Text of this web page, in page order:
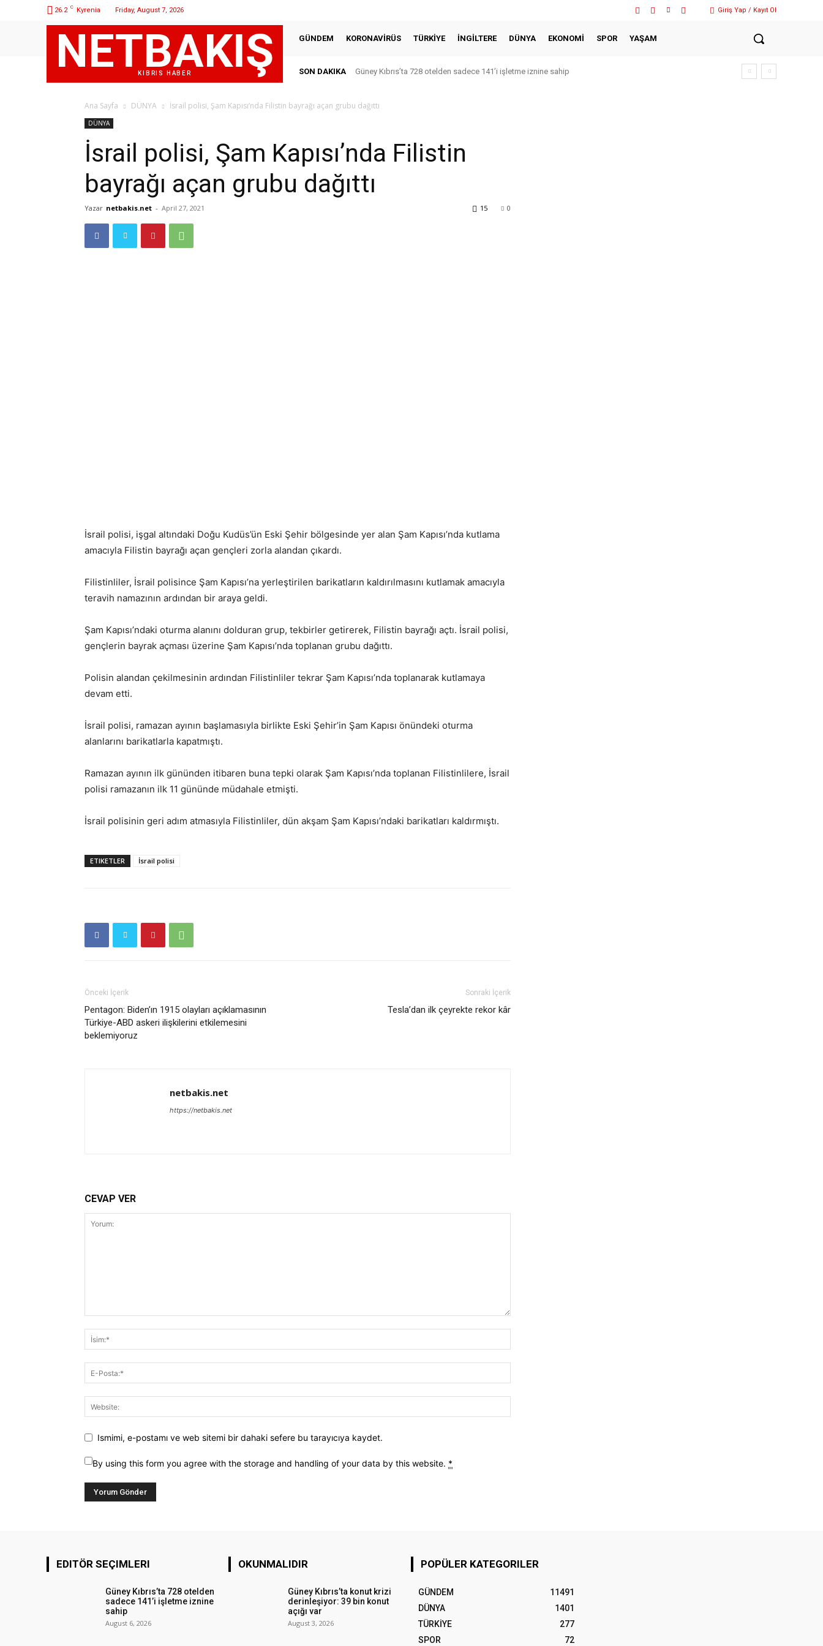
26.2 C Kyrenia Friday, August 7, 2026 Giriş Yap / Kayıt Ol
NETBAKIŞ
KIBRIS HABER
GÜNDEM KORONAVİRÜS TÜRKİYE İNGİLTERE DÜNYA EKONOMİ SPOR YAŞAM
SON DAKIKA Güney Kıbrıs’ta 728 otelden sadece 141’i işletme iznine sahip
Ana Sayfa DÜNYA İsrail polisi, Şam Kapısı’nda Filistin bayrağı açan grubu dağıttı
DÜNYA
İsrail polisi, Şam Kapısı’nda Filistin
bayrağı açan grubu dağıttı
Yazar netbakis.net - April 27, 2021 0
15
İsrail polisi, işgal altındaki Doğu Kudüs’ün Eski Şehir bölgesinde yer alan Şam Kapısı’nda kutlama
amacıyla Filistin bayrağı açan gençleri zorla alandan çıkardı.
Filistinliler, İsrail polisince Şam Kapısı’na yerleştirilen barikatların kaldırılmasını kutlamak amacıyla
teravih namazının ardından bir araya geldi.
Şam Kapısı’ndaki oturma alanını dolduran grup, tekbirler getirerek, Filistin bayrağı açtı. İsrail polisi,
gençlerin bayrak açması üzerine Şam Kapısı’nda toplanan grubu dağıttı.
Polisin alandan çekilmesinin ardından Filistinliler tekrar Şam Kapısı’nda toplanarak kutlamaya
devam etti.
İsrail polisi, ramazan ayının başlamasıyla birlikte Eski Şehir’in Şam Kapısı önündeki oturma
alanlarını barikatlarla kapatmıştı.
Ramazan ayının ilk gününden itibaren buna tepki olarak Şam Kapısı’nda toplanan Filistinlilere, İsrail
polisi ramazanın ilk 11 gününde müdahale etmişti.
İsrail polisinin geri adım atmasıyla Filistinliler, dün akşam Şam Kapısı’ndaki barikatları kaldırmıştı.
ETIKETLER İsrail polisi
Önceki İçerik
Pentagon: Biden’ın 1915 olayları açıklamasının
Türkiye-ABD askeri ilişkilerini etkilemesini
beklemiyoruz
Sonraki İçerik
Tesla’dan ilk çeyrekte rekor kâr
netbakis.net
https://netbakis.net
CEVAP VER
Ismimi, e-postamı ve web sitemi bir dahaki sefere bu tarayıcıya kaydet.
By using this form you agree with the storage and handling of your data by this website. *
EDITÖR SEÇIMLERI
Güney Kıbrıs’ta 728 otelden
sadece 141’i işletme iznine
sahip
August 6, 2026
OKUNMALIDIR
Güney Kıbrıs’ta konut krizi
derinleşiyor: 39 bin konut
açığı var
August 3, 2026
POPÜLER KATEGORILER
GÜNDEM
11491
DÜNYA
1401
TÜRKİYE
277
SPOR
72